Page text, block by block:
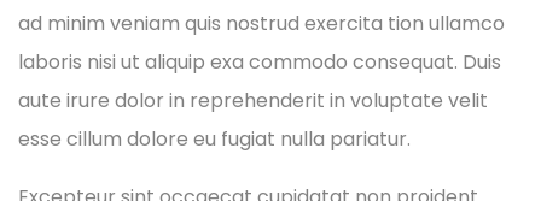
ad minim veniam quis nostrud exercita tion ullamco
laboris nisi ut aliquip exa commodo consequat. Duis
aute irure dolor in reprehenderit in voluptate velit
esse cillum dolore eu fugiat nulla pariatur.